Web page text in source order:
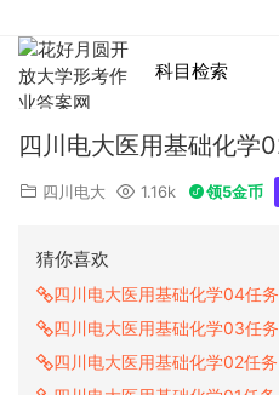
科目检索
四川电大医用基础化学
四川电大 1.16k 领5金币
猜你喜欢
四川电大医用基础化学04任务
四川电大医用基础化学03任务
四川电大医用基础化学02任务